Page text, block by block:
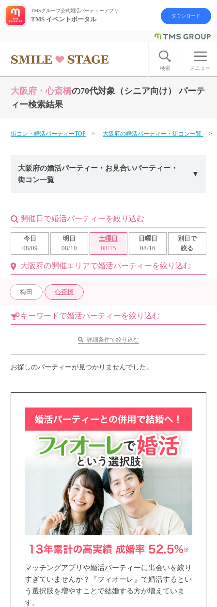
ログイン アカウント登録
はじめての方へ
よくあるご質問
お問い合わせ
利用規約
個人情報保護方針launch
子どもの安全基準に関するポリシーlaunch
運営会社 launch
おすすめの優良結婚相談所をご紹介
個人情報保護のため
プライバシーマークを取得しております
TMSグループ公式婚活パーティーアプリ
TMS イベントポータル ダウンロード
検索 メニュー
大阪府・心斎橋の70代対象（シニア向け） パーテ
ィー検索結果
街コン・婚活パーティーTOP 大阪府の婚活パーティー・街コン一覧
大阪府の婚活パーティー・お見合いパーティー・
街コン一覧
開催日で婚活パーティーを絞り込む
今日
08/09
明日
08/10
土曜日
08/15
日曜日
08/16
別日で
絞る
大阪府の開催エリアで婚活パーティーを絞り込む
梅田 心斎橋
キーワードで婚活パーティーを絞り込む
詳細条件で絞り込む
お探しのパーティーが見つかりませんでした。
マッチングアプリや婚活パーティーに出会いを絞り
すぎていませんか？『フィオーレ』で婚活するとい
う選択肢を増やすことで結婚する方が増えていま
す。